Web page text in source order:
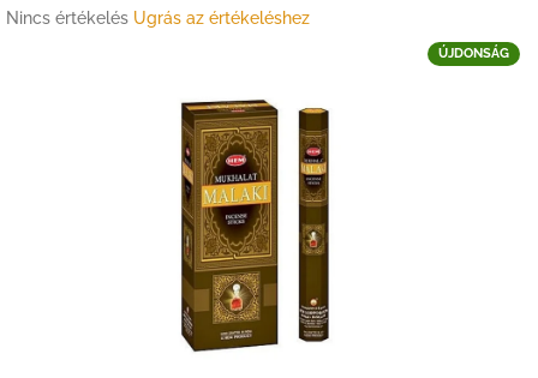
A
Nincs értékelés Ugrás az értékeléshez
ÚJDONSÁG